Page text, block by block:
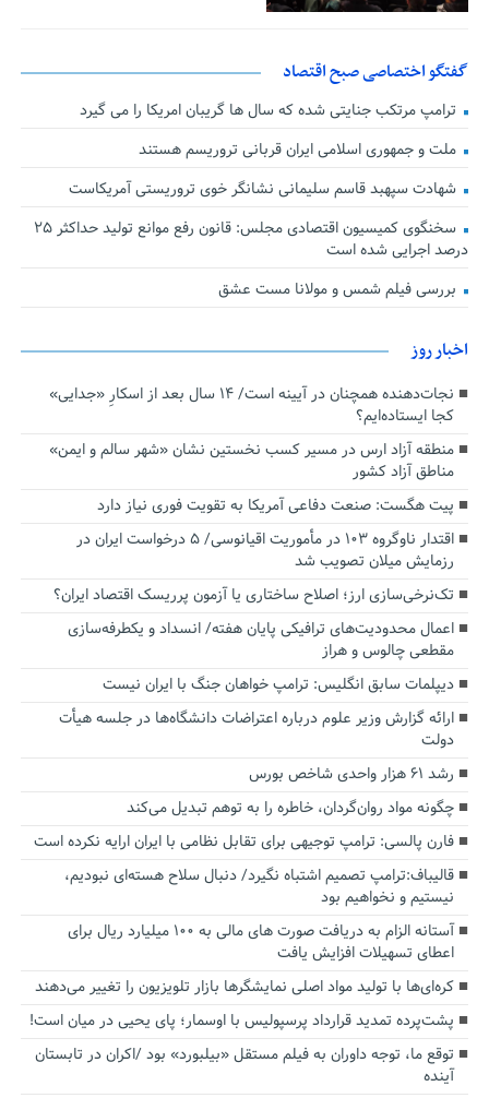
گفتگو اختصاصی صبح اقتصاد
ترامپ مرتکب جنایتی شده که سال ها گریبان امریکا را می گیرد
ملت و جمهوری اسلامی ایران قربانی تروریسم هستند
شهادت سپهبد قاسم سلیمانی نشانگر خوی تروریستی آمریکاست
سخنگوی کمیسیون اقتصادی مجلس: قانون رفع موانع تولید حداکثر ۲۵
درصد اجرایی شده است
بررسی فیلم شمس و مولانا مست عشق
اخبار روز
نجات‌دهنده‌ همچنان در آیینه است/ ۱۴ سال بعد از اسکارِ «جدایی»
کجا ایستاده‌ایم؟
منطقه آزاد ارس در مسیر کسب نخستین نشان «شهر سالم و ایمن»
مناطق آزاد کشور
پیت هگست: صنعت دفاعی آمریکا به تقویت فوری نیاز دارد
اقتدار ناوگروه ۱۰۳ در مأموریت‌ اقیانوسی/ ۵ درخواست ایران در
رزمایش میلان تصویب شد
تک‌نرخی‌سازی ارز؛ اصلاح ساختاری یا آزمون پرریسک اقتصاد ایران؟
اعمال محدودیت‌های ترافیکی پایان هفته/ انسداد و یکطرفه‌سازی
مقطعی چالوس و هراز
دیپلمات سابق انگلیس:‌ ترامپ خواهان جنگ با ایران نیست
ارائه گزارش وزیر علوم درباره اعتراضات دانشگاه‌ها در جلسه هیأت
دولت
رشد ۶۱ هزار واحدی شاخص بورس
چگونه مواد روان‌گردان، خاطره را به توهم تبدیل می‌کند
فارن پالسی: ترامپ توجیهی برای تقابل نظامی با ایران ارایه نکرده است
قالیباف:ترامپ تصمیم اشتباه نگیرد/ دنبال سلاح هسته‌ای نبودیم،
نیستیم و نخواهیم بود
آستانه الزام به دریافت صورت های مالی به ۱۰۰ میلیارد ریال برای
اعطای تسهیلات افزایش یافت
کره‌ای‌ها با تولید مواد اصلی نمایشگرها بازار تلویزیون را تغییر می‌دهند
پشت‌پرده تمدید قرارداد پرسپولیس با اوسمار؛ پای یحیی در میان است!
توقع ما، توجه داوران به فیلم مستقل «بیلبورد» بود /اکران در تابستان
آینده